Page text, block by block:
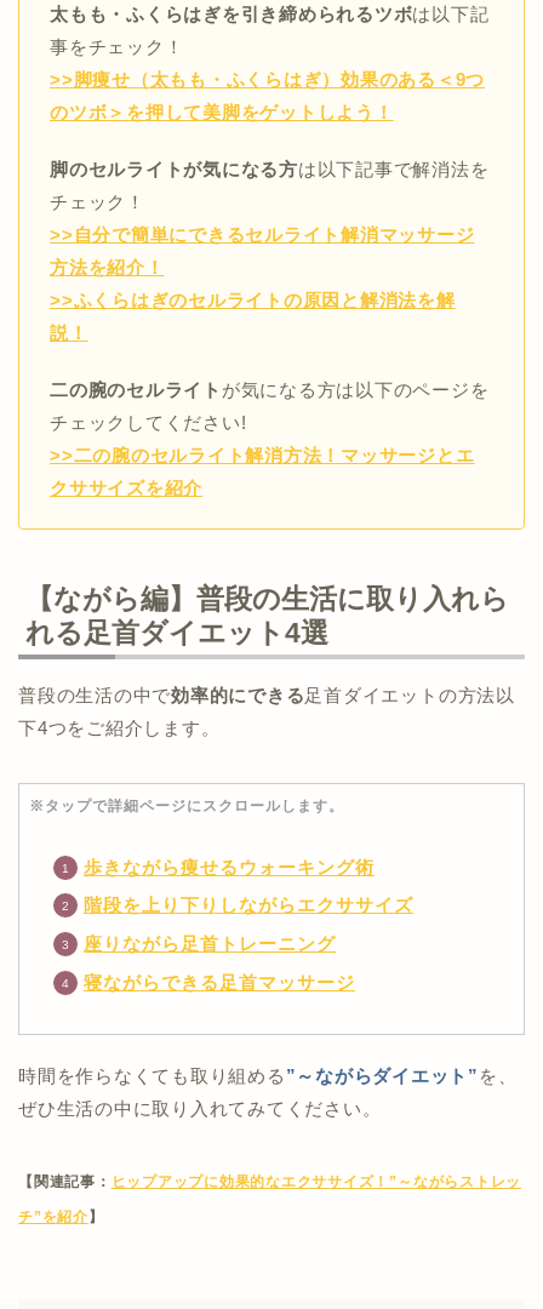
太もも・ふくらはぎを引き締められるツボは以下記
事をチェック！
>>脚痩せ（太もも・ふくらはぎ）効果のある＜9つ
のツボ＞を押して美脚をゲットしよう！
脚のセルライトが気になる方は以下記事で解消法を
チェック！
>>自分で簡単にできるセルライト解消マッサージ
方法を紹介！
>>ふくらはぎのセルライトの原因と解消法を解
説！
二の腕のセルライト が気になる方は以下のページを
チェックしてください!
>>二の腕のセルライト解消方法！マッサージとエ
クササイズを紹介
【ながら編】普段の生活に取り入れら
れる足首ダイエット4選
普段の生活の中で効率的にできる足首ダイエットの方法以
下4つをご紹介します。
※タップで詳細ページにスクロールします。
歩きながら痩せるウォーキング術
階段を上り下りしながらエクササイズ
座りながら足首トレーニング
寝ながらできる足首マッサージ
時間を作らなくても取り組める ”～ながらダイエット” を、
ぜひ生活の中に取り入れてみてください。
【関連記事： ヒップアップに効果的なエクササイズ！”～ながらストレッ
チ”を紹介】